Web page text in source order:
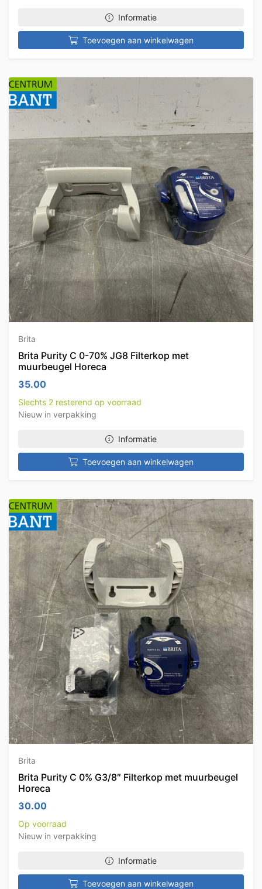
Informatie
Toevoegen aan winkelwagen
Brita
Brita Purity C 0-70% JG8 Filterkop met
muurbeugel Horeca
35.00
Slechts 2 resterend op voorraad
Nieuw in verpakking
Informatie
Toevoegen aan winkelwagen
Brita
Brita Purity C 0% G3/8″ Filterkop met muurbeugel
Horeca
30.00
Op voorraad
Nieuw in verpakking
Informatie
Toevoegen aan winkelwagen